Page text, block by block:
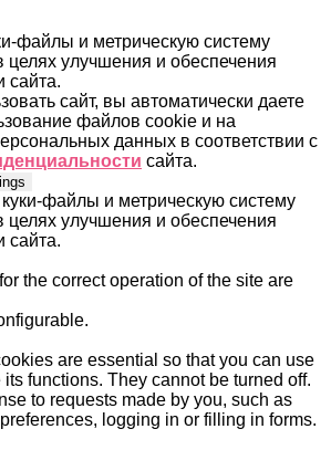
файлы и метрическую систему
целях улучшения и обеспечения
сайта.
сайт, вы автоматически даете
файлов cookie и на
данных в соответствии с
сайта.
файлы и метрическую систему
целях улучшения и обеспечения
сайта.
the correct operation of the site are
are essential so that you can use
functions. They cannot be turned off.
to requests made by you, such as
logging in or filling in forms.